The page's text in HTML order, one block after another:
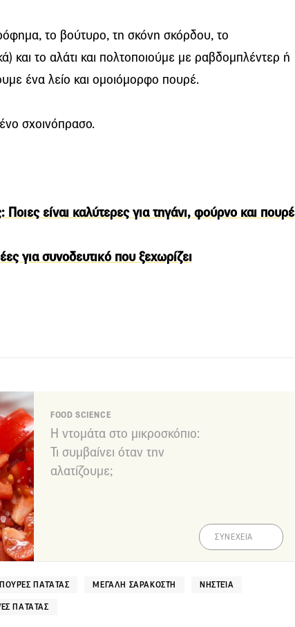
το βούτυρο, τη σκόνη σκόρδου, το
και το αλάτι και πολτοποιούμε με ραβδομπλέντερ ή
ένα λείο και ομοιόμορφο πουρέ.
σχοινόπρασο.
είναι καλύτερες για τηγάνι, φούρνο και πουρέ
για συνοδευτικό που ξεχωρίζει
FOOD SCIENCE
Η ντομάτα στο μικροσκόπιο:
Τι συμβαίνει όταν την
αλατίζουμε;
ΣΥΝΕΧΕΙΑ
ΠΟΥΡΈΣ ΠΑΤΆΤΑΣ ΜΕΓΆΛΗ ΣΑΡΑΚΟΣΤΉ ΝΗΣΤΕΊΑ
ΠΑΤΆΤΑΣ